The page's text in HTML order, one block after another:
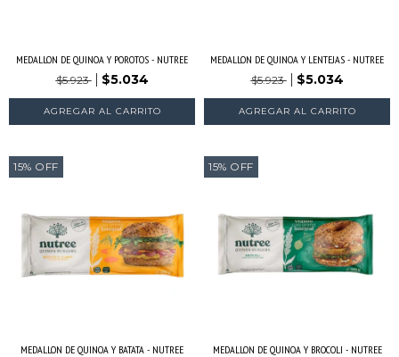
MEDALLON DE QUINOA Y POROTOS - NUTREE
$5.923
$5.034
MEDALLON DE QUINOA Y LENTEJAS - NUTREE
$5.923
$5.034
15% OFF
MEDALLON DE QUINOA Y BATATA - NUTREE
15% OFF
MEDALLON DE QUINOA Y BROCOLI - NUTREE